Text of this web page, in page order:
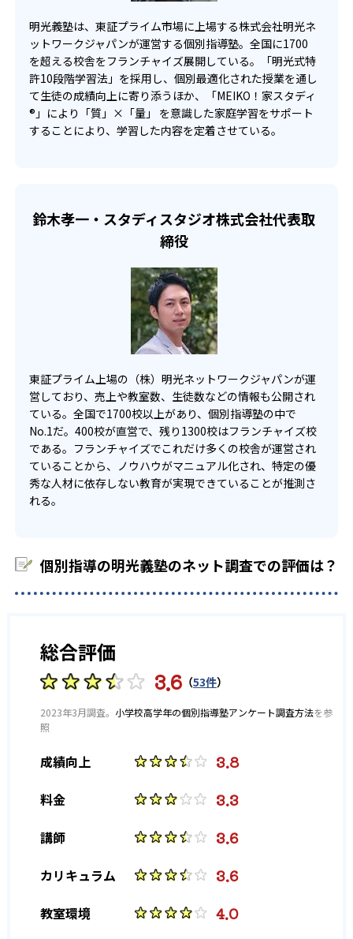
明光義塾は、東証プライム市場に上場する株式会社明光ネ
ットワークジャパンが運営する個別指導塾。全国に1700
を超える校舎をフランチャイズ展開している。「明光式特
許10段階学習法」を採用し、個別最適化された授業を通し
て生徒の成績向上に寄り添うほか、「MEIKO！家スタディ
®」により「質」×「量」 を意識した家庭学習をサポート
することにより、学習した内容を定着させている。
鈴木孝一・スタディスタジオ株式会社代表取
締役
東証プライム上場の（株）明光ネットワークジャパンが運
営しており、売上や教室数、生徒数などの情報も公開され
ている。全国で1700校以上があり、個別指導塾の中で
No.1だ。400校が直営で、残り1300校はフランチャイズ校
である。フランチャイズでこれだけ多くの校舎が運営され
ていることから、ノウハウがマニュアル化され、特定の優
秀な人材に依存しない教育が実現できていることが推測さ
れる。
個別指導の明光義塾のネット調査での評価は？
総合評価
3.6 （53件）
2023年3月調査。 小学校高学年の個別指導塾アンケート調査方法を参
照
成績向上 3.8
料金 3.3
講師 3.6
カリキュラム 3.6
教室環境 4.0